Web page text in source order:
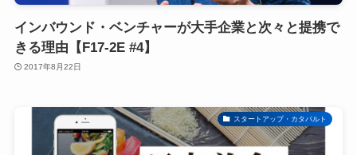
インバウンド・ベンチャーが大手企業と次々と提携で
きる理由【F17-2E #4】
2017年8月22日
スタートアップ・カタパルト